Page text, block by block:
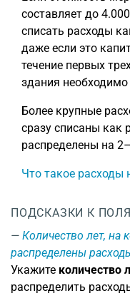
составляет до
списать расходы
даже если это
течение первых
здания
Более крупные
сразу списаны как
распределены на
Что такое расходы
ПОДСКАЗКИ К
Количество лет,
распределены
Укажите количество
распределить